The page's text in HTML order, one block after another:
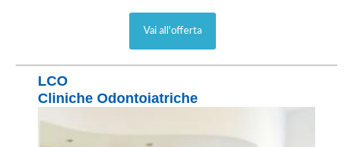
Vai all'offerta
LCO
Cliniche Odontoiatriche